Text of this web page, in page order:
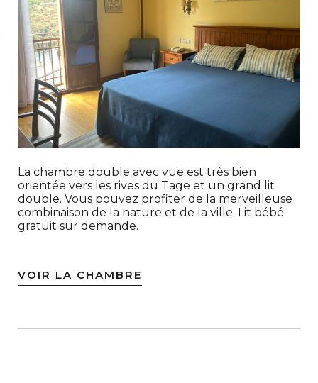
La chambre double avec vue est très bien
orientée vers les rives du Tage et un grand lit
double. Vous pouvez profiter de la merveilleuse
combinaison de la nature et de la ville. Lit bébé
gratuit sur demande.
VOIR LA CHAMBRE